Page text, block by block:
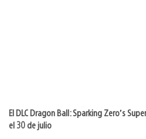
El DLC Dragon Ball: Sparking Zero’s
el 30 de julio